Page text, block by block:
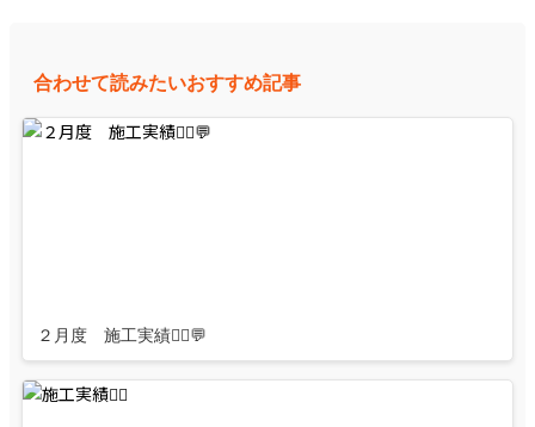
合わせて読みたいおすすめ記事
２月度 施工実績👷‍♂️💬